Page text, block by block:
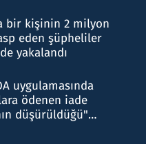
bir kişinin 2 milyon
eden şüpheliler
yakalandı
uygulamasında
ödenen iade
düşürüldüğü"